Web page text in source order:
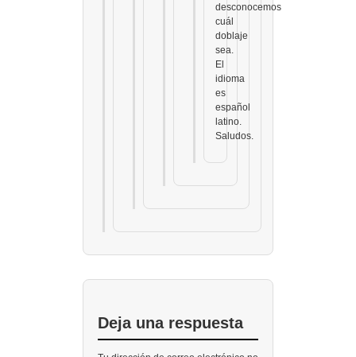
desconocemos
cuál
doblaje
sea.
El
idioma
es
español
latino.
Saludos.
Deja una respuesta